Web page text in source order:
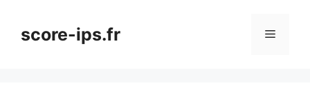
contenuscore-ips.fr Menu